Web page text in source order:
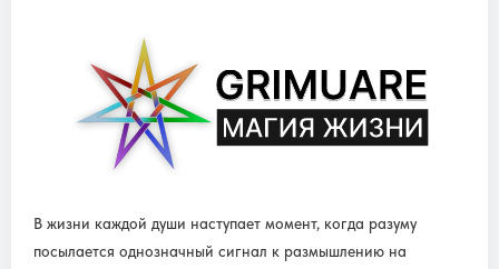
В жизни каждой души наступает момент, когда разуму
посылается однозначный сигнал к размышлению на